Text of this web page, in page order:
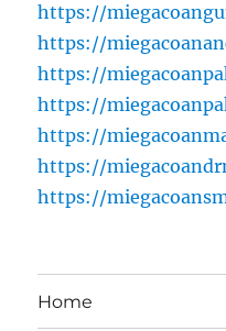
https://
https://
https://
https://
https://
https://
https://
Home